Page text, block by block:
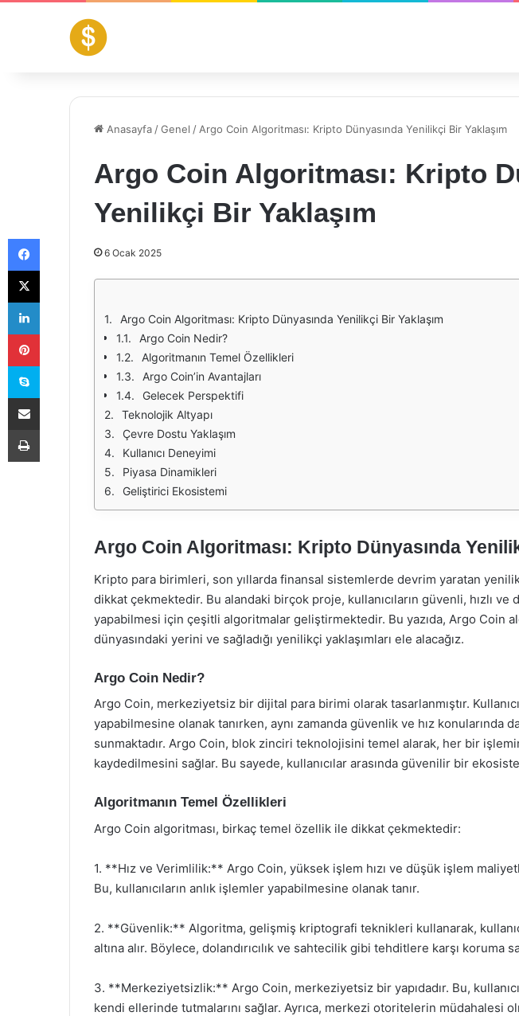
Anasayfa /Genel / Argo Coin Algoritması: Kripto Dünyasında Yenilikçi Bir Yaklaşım
Argo Coin Algoritması: Kripto
Yenilikçi Bir Yaklaşım
6 Ocak 2025
Argo Coin Algoritması: Kripto Dünyasında Yenilikçi Bir Yaklaşım
Argo Coin Nedir?
Algoritmanın Temel Özellikleri
Argo Coin’in Avantajları
Gelecek Perspektifi
Teknolojik Altyapı
Çevre Dostu Yaklaşım
Kullanıcı Deneyimi
Piyasa Dinamikleri
Geliştirici Ekosistemi
Argo Coin Algoritması: Kripto Dünyasında
Kripto para birimleri, son yıllarda finansal sistemlerde devrim yaratan
dikkat çekmektedir. Bu alandaki birçok proje, kullanıcıların güvenli, hızlı
yapabilmesi için çeşitli algoritmalar geliştirmektedir. Bu yazıda, Argo Coin
dünyasındaki yerini ve sağladığı yenilikçi yaklaşımları ele alacağız.
Argo Coin Nedir?
Argo Coin, merkeziyetsiz bir dijital para birimi olarak tasarlanmıştır.
yapabilmesine olanak tanırken, aynı zamanda güvenlik ve hız konularında
sunmaktadır. Argo Coin, blok zinciri teknolojisini temel alarak, her bir
kaydedilmesini sağlar. Bu sayede, kullanıcılar arasında güvenilir bir
Algoritmanın Temel Özellikleri
Argo Coin algoritması, birkaç temel özellik ile dikkat çekmektedir:
1. **Hız ve Verimlilik:** Argo Coin, yüksek işlem hızı ve düşük işlem
Bu, kullanıcıların anlık işlemler yapabilmesine olanak tanır.
2. **Güvenlik:** Algoritma, gelişmiş kriptografi teknikleri kullanarak,
altına alır. Böylece, dolandırıcılık ve sahtecilik gibi tehditlere karşı koruma
3. **Merkeziyetsizlik:** Argo Coin, merkeziyetsiz bir yapıdadır. Bu,
kendi ellerinde tutmalarını sağlar. Ayrıca, merkezi otoritelerin müdahalesi
Facebook
X
LinkedIn
Pinterest
Skype
E-Posta ile paylaş